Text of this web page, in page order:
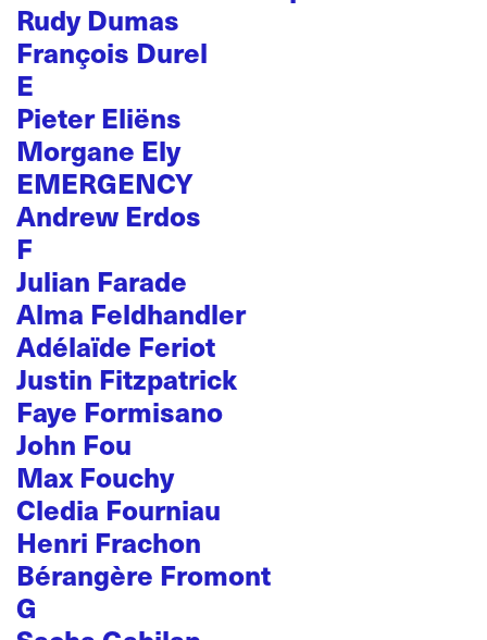
Rudy Dumas
François Durel
E
Pieter Eliëns
Morgane Ely
EMERGENCY
Andrew Erdos
F
Julian Farade
Alma Feldhandler
Adélaïde Feriot
Justin Fitzpatrick
Faye Formisano
John Fou
Max Fouchy
Cledia Fourniau
Henri Frachon
Bérangère Fromont
G